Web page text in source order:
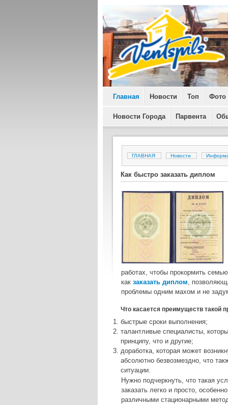
Главная Новости Топ Фото
Новости Города Парвента
ГЛАВНАЯ Новости
Как быстро заказать диплом
работах, чтобы прокормить
как заказать диплом,
проблемы одним махом и не
Что касается преимуществ такой
быстрые сроки выполнения;
талантливые специалисты,
принципу, что и другие;
доработка, которая может
абсолютно безвозмездно, что
ситуации.
Нужно подчеркнуть, что такая
заказать легко и просто,
различными стационарными